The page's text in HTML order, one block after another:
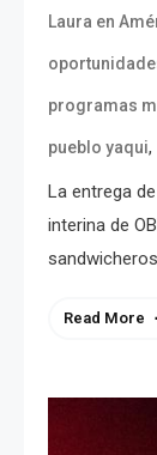
Laura en
programas
pueblo yaqui,
La entrega
interina de
Read More